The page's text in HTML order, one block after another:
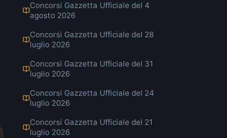
Concorsi Gazzetta Ufficiale del 4
agosto 2026
Concorsi Gazzetta Ufficiale del 28
luglio 2026
Concorsi Gazzetta Ufficiale del 31
luglio 2026
Concorsi Gazzetta Ufficiale del 24
luglio 2026
Concorsi Gazzetta Ufficiale del 21
luglio 2026